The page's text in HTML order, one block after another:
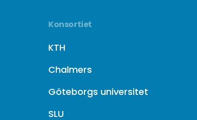
Konsortiet
KTH
Chalmers
Göteborgs universitet
SLU